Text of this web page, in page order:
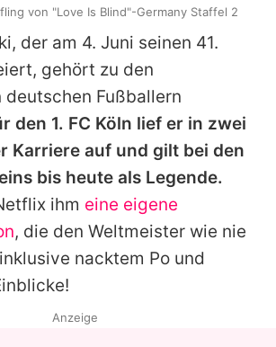
, der am 4. Juni seinen 41.
gehört zu den
deutschen Fußballern
den 1. FC Köln lief er in zwei
Karriere auf und gilt bei den
bis heute als Legende.
ihm eine eigene
, die den Weltmeister wie nie
nacktem Po und
von "Love Is Blind"-Germany Staffel 2
Anzeige